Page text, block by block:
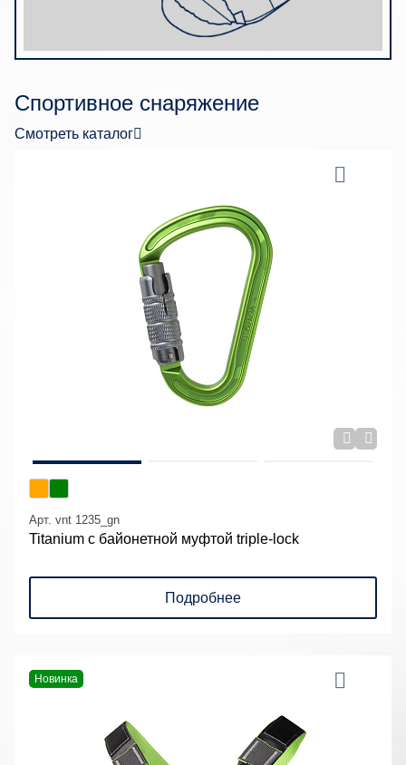
Спортивное снаряжение
Смотреть каталог
Арт. vnt 1235_gn
Titanium с байонетной муфтой triple-lock
Подробнее
Новинка